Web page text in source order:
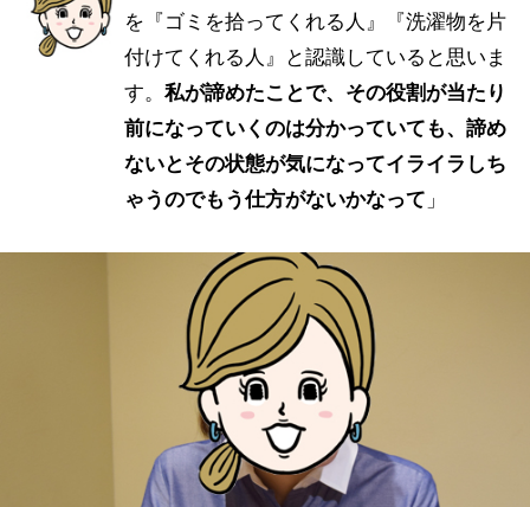
を『ゴミを拾ってくれる人』『洗濯物を片
付けてくれる人』と認識していると思いま
す。 私が諦めたことで、その役割が当たり
前になっていくのは分かっていても、諦め
ないとその状態が気になってイライラしち
ゃうのでもう仕方がないかなって 」